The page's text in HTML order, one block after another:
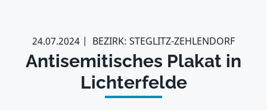
24.07.2024 BEZIRK: STEGLITZ-ZEHLENDORF
Antisemitisches Plakat in
Lichterfelde